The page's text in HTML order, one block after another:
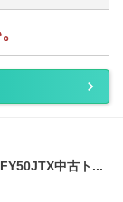
中古ト...